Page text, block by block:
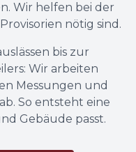
Wir helfen bei der
nötig sind.
bis zur
Wir arbeiten
Messungen und
So entsteht eine
Gebäude passt.